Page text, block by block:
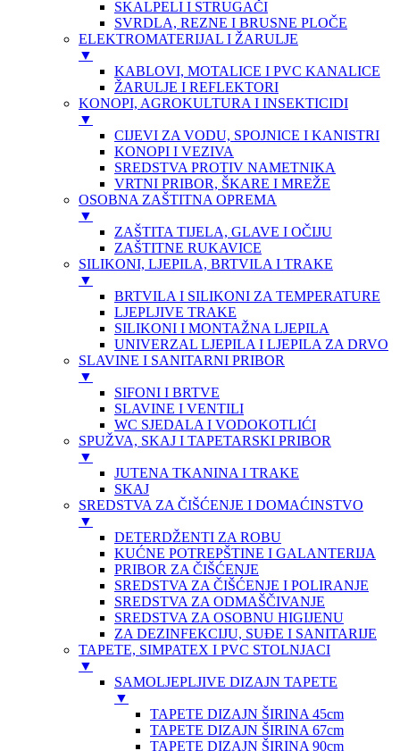
SKALPELI I STRUGAČI
SVRDLA, REZNE I BRUSNE PLOČE
ELEKTROMATERIJAL I ŽARULJE
▼
KABLOVI, MOTALICE I PVC KANALICE
ŽARULJE I REFLEKTORI
KONOPI, AGROKULTURA I INSEKTICIDI
▼
CIJEVI ZA VODU, SPOJNICE I KANISTRI
KONOPI I VEZIVA
SREDSTVA PROTIV NAMETNIKA
VRTNI PRIBOR, ŠKARE I MREŽE
OSOBNA ZAŠTITNA OPREMA
▼
ZAŠTITA TIJELA, GLAVE I OČIJU
ZAŠTITNE RUKAVICE
SILIKONI, LJEPILA, BRTVILA I TRAKE
▼
BRTVILA I SILIKONI ZA TEMPERATURE
LJEPLJIVE TRAKE
SILIKONI I MONTAŽNA LJEPILA
UNIVERZAL LJEPILA I LJEPILA ZA DRVO
SLAVINE I SANITARNI PRIBOR
▼
SIFONI I BRTVE
SLAVINE I VENTILI
WC SJEDALA I VODOKOTLIĆI
SPUŽVA, SKAJ I TAPETARSKI PRIBOR
▼
JUTENA TKANINA I TRAKE
SKAJ
SREDSTVA ZA ČIŠĆENJE I DOMAĆINSTVO
▼
DETERDŽENTI ZA ROBU
KUĆNE POTREPŠTINE I GALANTERIJA
PRIBOR ZA ČIŠĆENJE
SREDSTVA ZA ČIŠĆENJE I POLIRANJE
SREDSTVA ZA ODMAŠČIVANJE
SREDSTVA ZA OSOBNU HIGIJENU
ZA DEZINFEKCIJU, SUĐE I SANITARIJE
TAPETE, SIMPATEX I PVC STOLNJACI
▼
SAMOLJEPLJIVE DIZAJN TAPETE
▼
TAPETE DIZAJN ŠIRINA 45cm
TAPETE DIZAJN ŠIRINA 67cm
TAPETE DIZAJN ŠIRINA 90cm